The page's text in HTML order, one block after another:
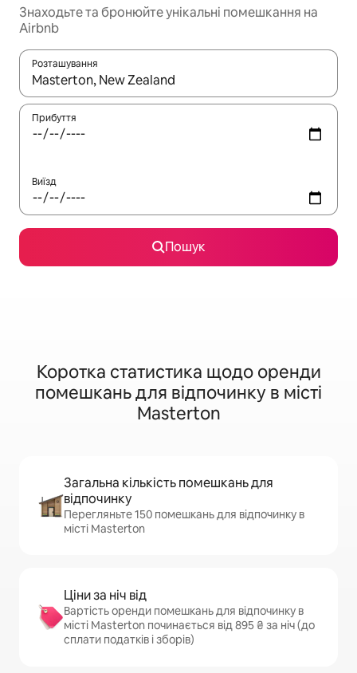
Знаходьте та бронюйте унікальні помешкання на
Airbnb
Розташування
Отримавши результати пошуку, використовуйте для
Прибуття
Виїзд
Пошук
Коротка статистика щодо оренди
помешкань для відпочинку в місті
Masterton
Загальна кількість помешкань для
відпочинку
Перегляньте 150 помешкань для відпочинку в
місті Masterton
Ціни за ніч від
Вартість оренди помешкань для відпочинку в
місті Masterton починається від 895 ₴ за ніч (до
сплати податків і зборів)